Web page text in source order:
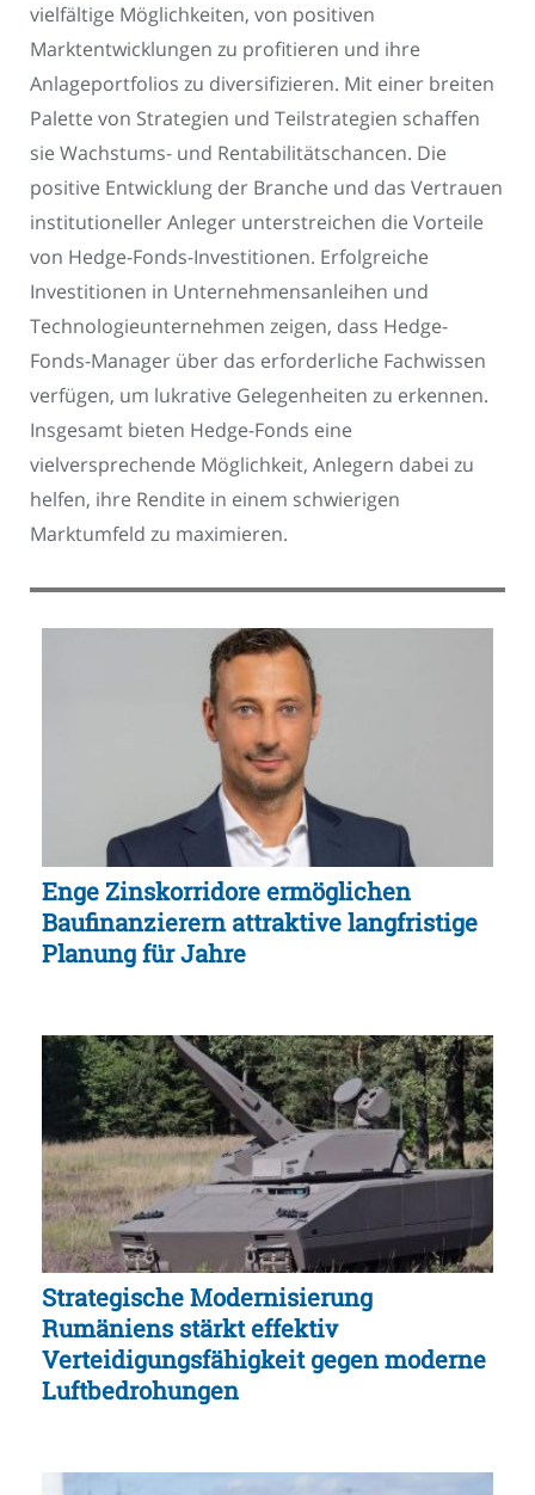
vielfältige Möglichkeiten, von positiven
Marktentwicklungen zu profitieren und ihre
Anlageportfolios zu diversifizieren. Mit einer breiten
Palette von Strategien und Teilstrategien schaffen
sie Wachstums- und Rentabilitätschancen. Die
positive Entwicklung der Branche und das Vertrauen
institutioneller Anleger unterstreichen die Vorteile
von Hedge-Fonds-Investitionen. Erfolgreiche
Investitionen in Unternehmensanleihen und
Technologieunternehmen zeigen, dass Hedge-
Fonds-Manager über das erforderliche Fachwissen
verfügen, um lukrative Gelegenheiten zu erkennen.
Insgesamt bieten Hedge-Fonds eine
vielversprechende Möglichkeit, Anlegern dabei zu
helfen, ihre Rendite in einem schwierigen
Marktumfeld zu maximieren.
Enge Zinskorridore ermöglichen
Baufinanzierern attraktive langfristige
Planung für Jahre
Strategische Modernisierung
Rumäniens stärkt effektiv
Verteidigungsfähigkeit gegen moderne
Luftbedrohungen